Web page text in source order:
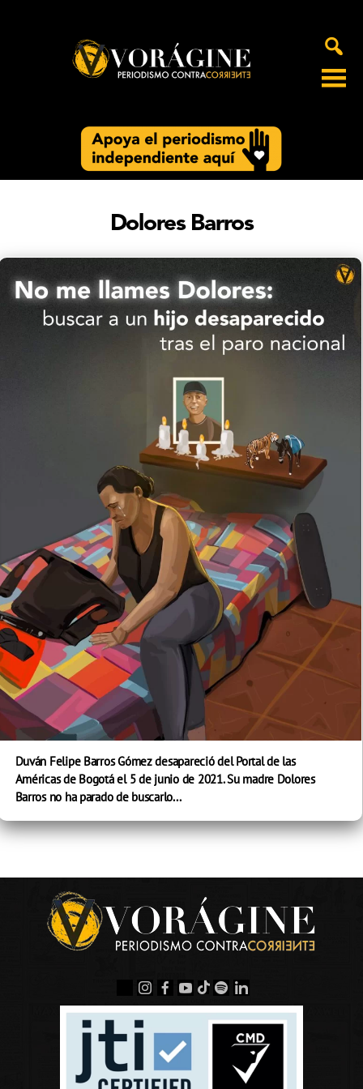
Dolores Barros
Duván Felipe Barros Gómez desapareció del Portal de las
Américas de Bogotá el 5 de junio de 2021. Su madre Dolores
Barros no ha parado de buscarlo...